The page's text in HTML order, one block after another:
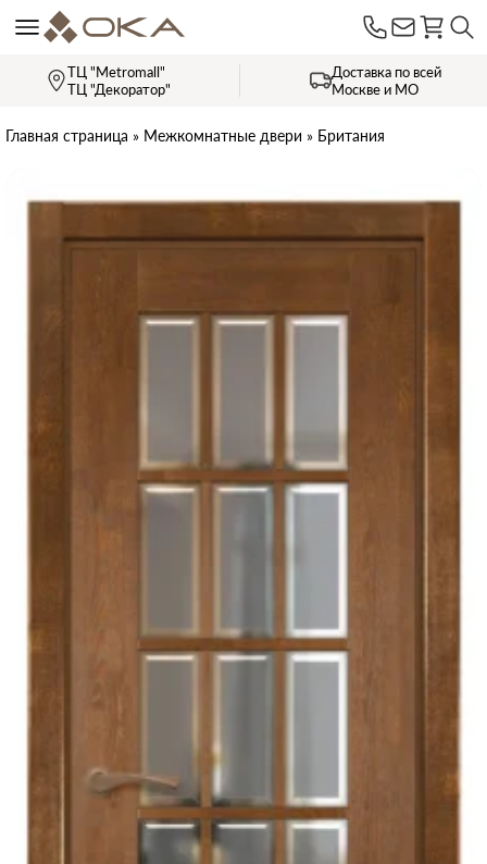
ТЦ "Metromall"
ТЦ "Декоратор"
Доставка по всей
Москве и МО
Главная страница » Межкомнатные двери » Британия